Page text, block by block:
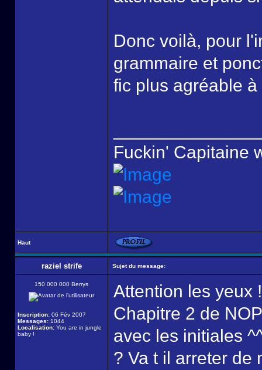
Donc voilà, pour
grammaire et
fic plus agréable
Fuckin' Capitaine
Haut
raziel strife Sujet du message:
150 000 000 Berrys
Inscription: 06 Fév 2007
Messages: 1044
Localisation: You are in jungle
baby !
Attention les yeux
Chapitre 2 de
avec les initiales
? Va t il arreter de